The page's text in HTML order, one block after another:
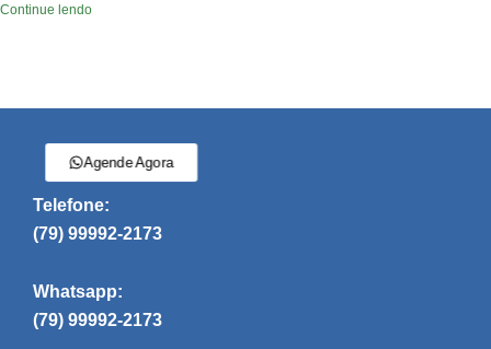
Continue lendo
Agende Agora
Telefone:
(79) 99992-2173
Whatsapp:
(79) 99992-2173